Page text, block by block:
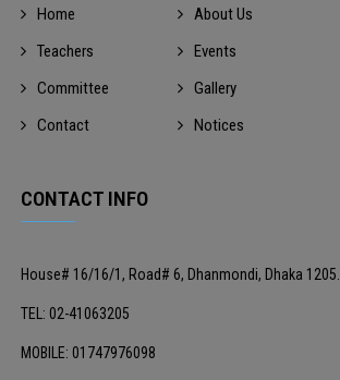
Home
About Us
Teachers
Events
Committee
Gallery
Contact
Notices
CONTACT INFO
House# 16/16/1, Road# 6, Dhanmondi, Dhaka 1205.
TEL: 02-41063205
MOBILE: 01747976098